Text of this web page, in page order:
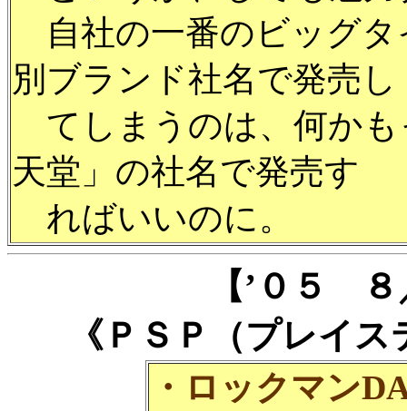
自社の一番のビッグタ
別ブランド社名で発売し
てしまうのは、何かも
天堂」の社名で発売す
ればいいのに。
【’０５
《ＰＳＰ（プレイ
・ロックマン